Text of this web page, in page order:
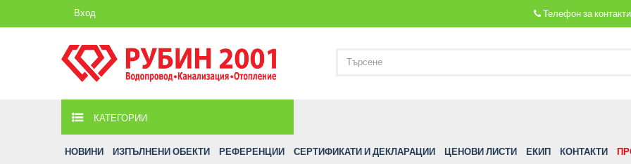
Телефон за
Вход
КАТЕГОРИИ
НОВИНИ ИЗПЪЛНЕНИ ОБЕКТИ РЕФЕРЕНЦИИ СЕРТИФИКАТИ И ДЕКЛАРАЦИИ ЦЕНОВИ ЛИСТИ ЕКИП КОНТАКТИ